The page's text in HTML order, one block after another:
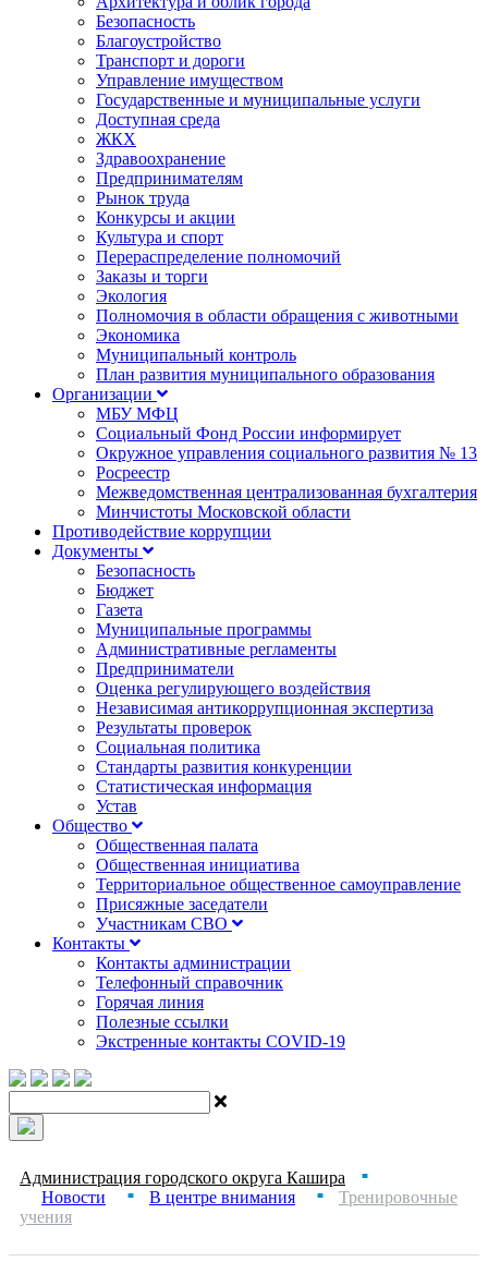
Безопасность
Благоустройство
Транспорт и дороги
Управление имуществом
Государственные и муниципальные услуги
Доступная среда
ЖКХ
Здравоохранение
Предпринимателям
Рынок труда
Конкурсы и акции
Культура и спорт
Перераспределение полномочий
Заказы и торги
Экология
Полномочия в области обращения с животными
Экономика
Муниципальный контроль
План развития муниципального образования
Организации
МБУ МФЦ
Социальный Фонд России информирует
Окружное управления социального развития № 13
Росреестр
Межведомственная централизованная бухгалтерия
Минчистоты Московской области
Противодействие коррупции
Документы
Безопасность
Бюджет
Газета
Муниципальные программы
Административные регламенты
Предприниматели
Оценка регулирующего воздействия
Независимая антикоррупционная экспертиза
Результаты проверок
Социальная политика
Стандарты развития конкуренции
Статистическая информация
Устав
Общество
Общественная палата
Общественная инициатива
Территориальное общественное самоуправление
Присяжные заседатели
Участникам СВО
Контакты
Контакты администрации
Телефонный справочник
Горячая линия
Полезные ссылки
Экстренные контакты COVID-19
Администрация городского округа Кашира ■
Новости ■ В центре внимания ■
Тренировочные
учения